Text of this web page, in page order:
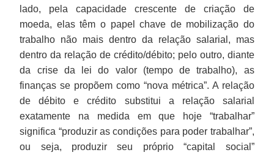
lado, pela capacidade crescente de criação de
moeda, elas têm o papel chave de mobilização do
trabalho não mais dentro da relação salarial, mas
dentro da relação de crédito/débito; pelo outro, diante
da crise da lei do valor (tempo de trabalho), as
finanças se propõem como “nova métrica”. A relação
de débito e crédito substitui a relação salarial
exatamente na medida em que hoje “trabalhar”
significa “produzir as condições para poder trabalhar”,
ou seja, produzir seu próprio “capital social”